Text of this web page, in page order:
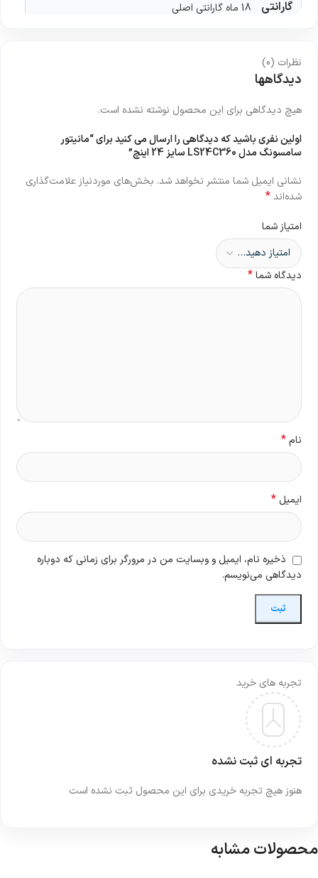
گارانتی 18 ماه گارانتی اصلی
نظرات (0)
دیدگاهها
هیچ دیدگاهی برای این محصول نوشته نشده است.
اولین نفری باشید که دیدگاهی را ارسال می کنید برای “مانیتور
سامسونگ مدل LS24C360 سایز 24 اینچ”
نشانی ایمیل شما منتشر نخواهد شد. بخش‌های موردنیاز علامت‌گذاری
شده‌اند*
امتیاز شما
دیدگاه شما*
نام*
ایمیل *
ذخیره نام، ایمیل و وبسایت من در مرورگر برای زمانی که دوباره
دیدگاهی می‌نویسم.
تجربه های خرید
تجربه ای ثبت نشده
هنوز هیچ تجربه خریدی برای این محصول ثبت نشده است
محصولات مشابه